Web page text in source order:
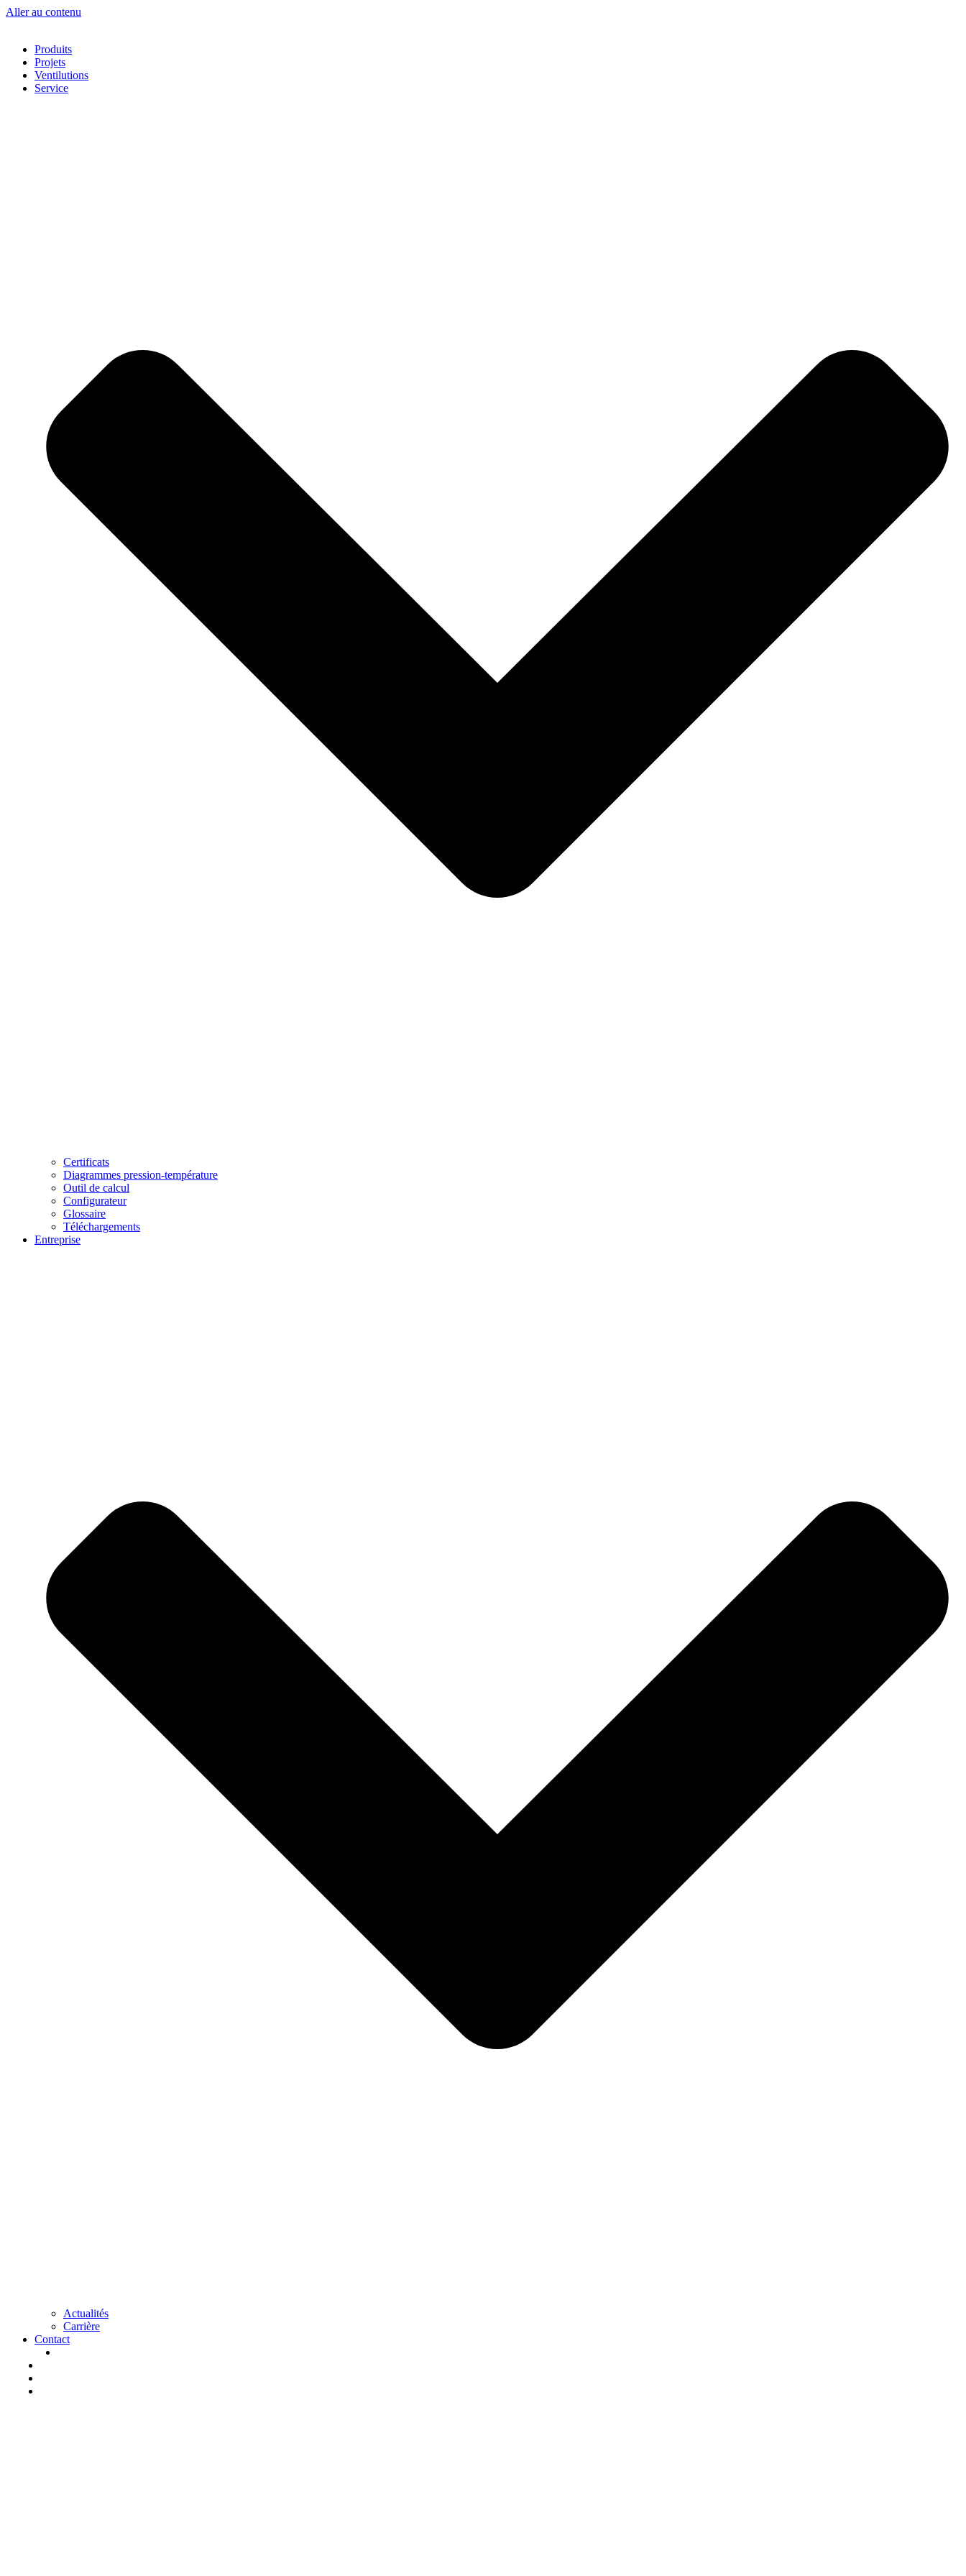
Aller au contenu
Produits
Projets
Ventilutions
Service
Certificats
Diagrammes pression-température
Outil de calcul
Configurateur
Glossaire
Téléchargements
Entreprise
Actualités
Carrière
Contact